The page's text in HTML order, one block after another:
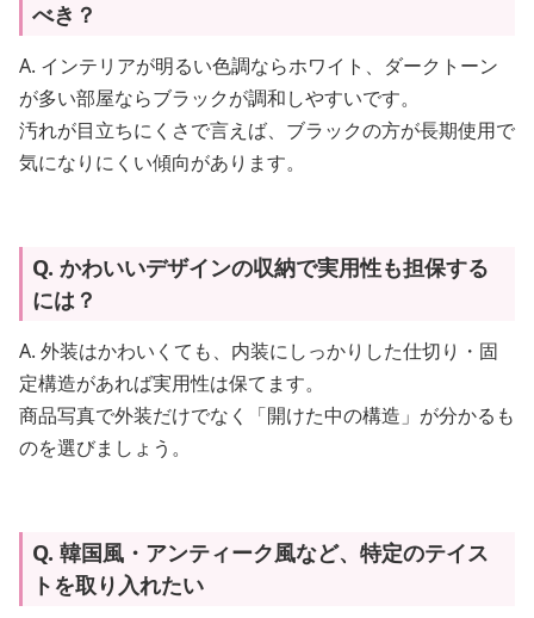
べき？
A. インテリアが明るい色調ならホワイト、ダークトーン
が多い部屋ならブラックが調和しやすいです。
汚れが目立ちにくさで言えば、ブラックの方が長期使用で
気になりにくい傾向があります。
Q. かわいいデザインの収納で実用性も担保する
には？
A. 外装はかわいくても、内装にしっかりした仕切り・固
定構造があれば実用性は保てます。
商品写真で外装だけでなく「開けた中の構造」が分かるも
のを選びましょう。
Q. 韓国風・アンティーク風など、特定のテイス
トを取り入れたい